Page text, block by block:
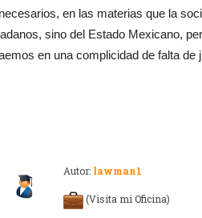
en las materias que la
sino del Estado Mexicano,
en una complicidad de falta de
Autor:lawman1
(Visita mi Oficina)